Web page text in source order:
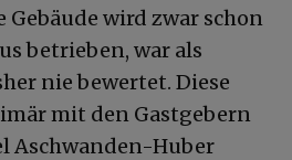
Gebäude wird zwar schon
betrieben, war als
nie bewertet. Diese
mit den Gastgebern
Aschwanden-Huber